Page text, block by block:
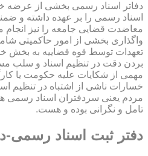
دفاتر اسناد رسمی بخشی از عرضه
اسناد رسمی را بر عهده داشته و
معاضدت قضایی جامعه را نیز انجام
واگذاری بخشی از امور حاکمیتی
تعهدات توسط قوه قضاییه به بخش
بردن دقت در تنظیم اسناد و سلب
مهمی از شکایات علیه حکومت یا
خسارات ناشی از اشتباه در تنظیم
مردم یعنی سردفتران اسناد رسمی
تامل و نگرانی بوده و هست.
دفتر ثبت اسناد رسمی-